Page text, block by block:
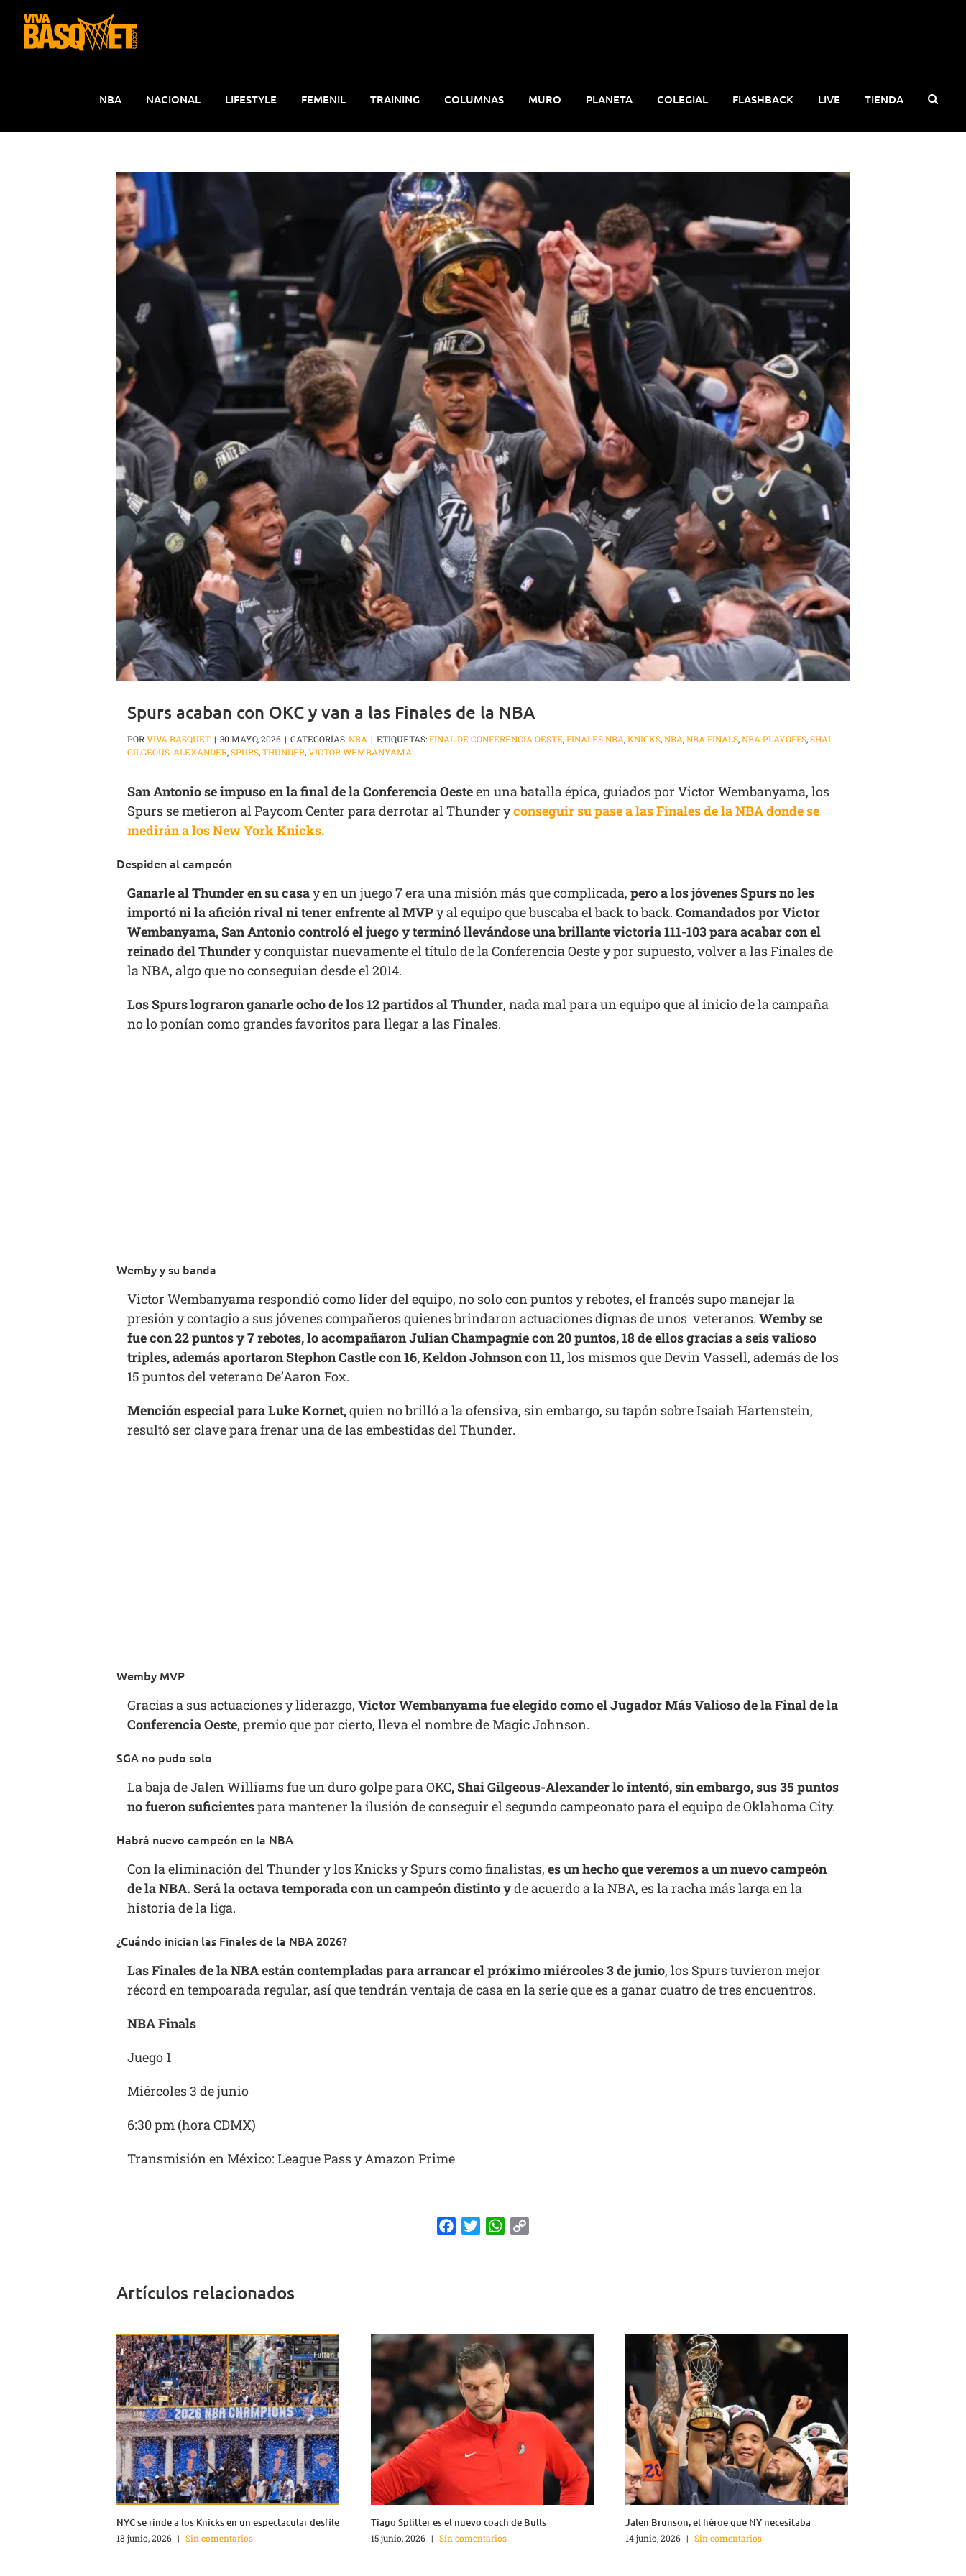
contenido
NBA NACIONAL LIFESTYLE FEMENIL TRAINING COLUMNAS MURO PLANETA COLEGIAL FLASHBACK LIVE TIENDA
Spurs acaban con OKC y van a las Finales de la NBA
PORVIVA BASQUET | 30 MAYO, 2026 | CATEGORÍAS:NBA | ETIQUETAS:FINAL DE CONFERENCIA OESTE,FINALES NBA,KNICKS,NBA,NBA FINALS,NBA PLAYOFFS,SHAI
GILGEOUS-ALEXANDER,SPURS,THUNDER,VICTOR WEMBANYAMA
San Antonio se impuso en la final de la Conferencia Oesteen una batalla épica, guiados por Victor Wembanyama, los
Spurs se metieron al Paycom Center para derrotar al Thunder yconseguir su pase a las Finales de la NBA donde se
medirán a los New York Knicks.
Despiden al campeón
Ganarle al Thunder en su casay en un juego 7 era una misión más que complicada, pero a los jóvenes Spurs no les
importó ni la afición rival ni tener enfrente al MVPy al equipo que buscaba el back to back. Comandados por Victor
Wembanyama, San Antonio controló el juego y terminó llevándose una brillante victoria 111-103 para acabar con el
reinado del Thundery conquistar nuevamente el título de la Conferencia Oeste y por supuesto, volver a las Finales de
la NBA, algo que no conseguian desde el 2014.
Los Spurs lograron ganarle ocho de los 12 partidos al Thunder, nada mal para un equipo que al inicio de la campaña
no lo ponían como grandes favoritos para llegar a las Finales.
Wemby y su banda
Victor Wembanyama respondió como líder del equipo, no solo con puntos y rebotes, el francés supo manejar la
presión y contagio a sus jóvenes compañeros quienes brindaron actuaciones dignas de unos veteranos. Wemby se
fue con 22 puntos y 7 rebotes, lo acompañaron Julian Champagnie con 20 puntos, 18 de ellos gracias a seis valioso
triples, además aportaron Stephon Castle con 16, Keldon Johnson con 11,los mismos que Devin Vassell, además de los
15 puntos del veterano De’Aaron Fox.
Mención especial para Luke Kornet,quien no brilló a la ofensiva, sin embargo, su tapón sobre Isaiah Hartenstein,
resultó ser clave para frenar una de las embestidas del Thunder.
Wemby MVP
Gracias a sus actuaciones y liderazgo, Victor Wembanyama fue elegido como el Jugador Más Valioso de la Final de la
Conferencia Oeste, premio que por cierto, lleva el nombre de Magic Johnson.
SGA no pudo solo
La baja de Jalen Williams fue un duro golpe para OKC, Shai Gilgeous-Alexander lo intentó, sin embargo, sus 35 puntos
no fueron suficientespara mantener la ilusión de conseguir el segundo campeonato para el equipo de Oklahoma City.
Habrá nuevo campeón en la NBA
Con la eliminación del Thunder y los Knicks y Spurs como finalistas, es un hecho que veremos a un nuevo campeón
de la NBA. Será la octava temporada con un campeón distinto yde acuerdo a la NBA, es la racha más larga en la
historia de la liga.
¿Cuándo inician las Finales de la NBA 2026?
Las Finales de la NBA están contempladas para arrancar el próximo miércoles 3 de junio, los Spurs tuvieron mejor
récord en tempoarada regular, así que tendrán ventaja de casa en la serie que es a ganar cuatro de tres encuentros.
NBA Finals
Juego 1
Miércoles 3 de junio
6:30 pm (hora CDMX)
Transmisión en México: League Pass y Amazon Prime
FacebookTwitterWhatsApp
Artículos relacionados
NYC se rinde a los Knicks en un espectacular desfile
18 junio, 2026 | Sin comentarios
Tiago Splitter es el nuevo coach de Bulls
15 junio, 2026 | Sin comentarios
Jalen Brunson, el héroe que NY necesitaba
14 junio, 2026 | Sin comentarios